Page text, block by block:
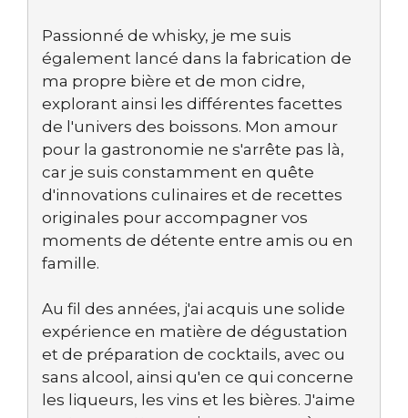
Passionné de whisky, je me suis
également lancé dans la fabrication de
ma propre bière et de mon cidre,
explorant ainsi les différentes facettes
de l'univers des boissons. Mon amour
pour la gastronomie ne s'arrête pas là,
car je suis constamment en quête
d'innovations culinaires et de recettes
originales pour accompagner vos
moments de détente entre amis ou en
famille.
Au fil des années, j'ai acquis une solide
expérience en matière de dégustation
et de préparation de cocktails, avec ou
sans alcool, ainsi qu'en ce qui concerne
les liqueurs, les vins et les bières. J'aime